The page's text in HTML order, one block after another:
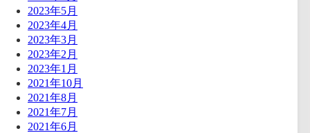
2023年5月
2023年4月
2023年3月
2023年2月
2023年1月
2021年10月
2021年8月
2021年7月
2021年6月